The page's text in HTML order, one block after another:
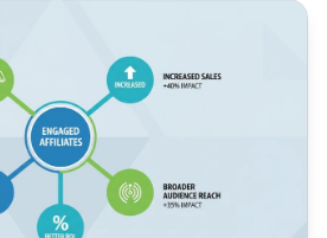
la participación de los afiliados